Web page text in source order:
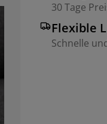
30 Tage
Flexible
Schnelle